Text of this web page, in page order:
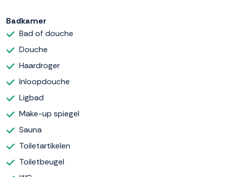
Badkamer
Bad of douche
Douche
Haardroger
Inloopdouche
Ligbad
Make-up spiegel
Sauna
Toiletartikelen
Toiletbeugel